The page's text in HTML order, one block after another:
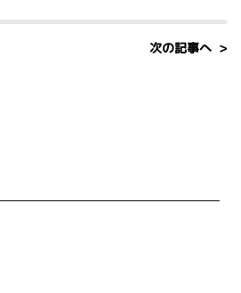
次の記事へ >